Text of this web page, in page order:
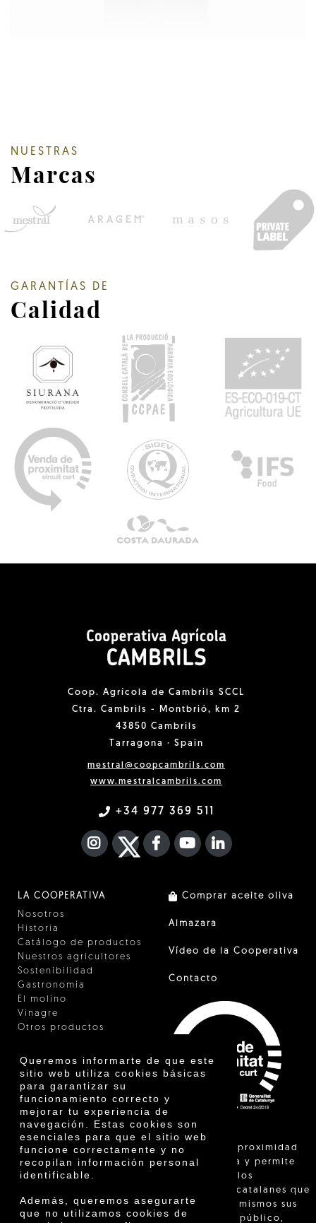
Queremos informarte de que este
sitio web utiliza cookies básicas
para garantizar su
funcionamiento correcto y
mejorar tu experiencia de
navegación. Estas cookies son
esenciales para que el sitio web
funcione correctamente y no
recopilan información personal
identificable.
Además, queremos asegurarte
que no utilizamos cookies de
NUESTRAS
Marcas
GARANTÍAS DE
Calidad
Coop. Agrícola de Cambrils SCCL
Ctra. Cambrils - Montbrió, km 2
43850 Cambrils
Tarragona · Spain
mestral@coopcambrils.com
www.mestralcambrils.com
+34 977 369 511
INSTAGRAM
TWITTER
FACEBOOK F
YOUTUBEFA LINKEDIN
LA COOPERATIVA
Nosotros
Historia
Catálogo de productos
Nuestros agricultores
Sostenibilidad
Gastronomía
El molino
Vinagre
Otros productos
Premios
Innovación
Comprar aceite oliva
Almazara
Vídeo de la Cooperativa
Contacto
"La venta de proximidad
está regulada y permite
identificar a los
agricultores catalanes que
venden ellos mismos sus
productos al público,